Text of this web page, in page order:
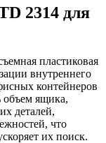
2314 для
пластиковая
внутреннего
контейнеров
объем ящика,
деталей,
что
их поиск.